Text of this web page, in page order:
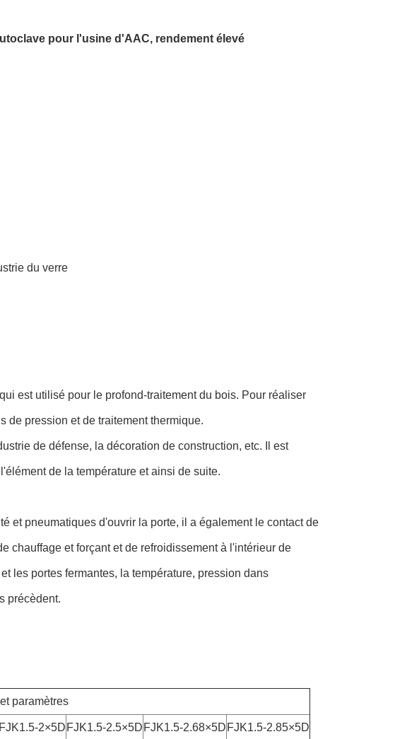
pour l'usine d'AAC, rendement élevé
du verre
est utilisé pour le profond-traitement du bois. Pour réaliser
de pression et de traitement thermique.
de défense, la décoration de construction, etc. Il est
de la température et ainsi de suite.
et pneumatiques d'ouvrir la porte, il a également le contact de
chauffage et forçant et de refroidissement à l'intérieur de
les portes fermantes, la température, pression dans
précèdent.
paramètres
FJK1.5-2×5D FJK1.5-2.5×5D FJK1.5-2.68×5D FJK1.5-2.85×5D